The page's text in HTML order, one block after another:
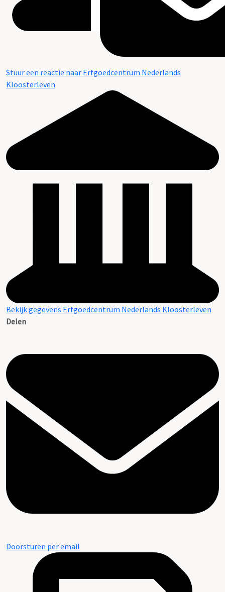
Stuur een reactie naar Erfgoedcentrum Nederlands
Kloosterleven
Bekijk gegevens Erfgoedcentrum Nederlands Kloosterleven
Delen
Doorsturen per email